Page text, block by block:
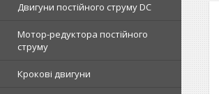
Двигуни постійного струму DC
Мотор-редуктора постійного
струму
Крокові двигуни